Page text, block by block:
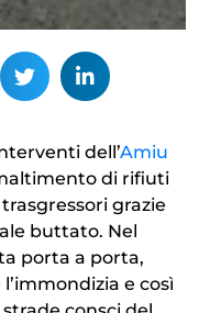
dell’Amiu
di rifiuti
grazie
buttato. Nel
porta a porta,
e così